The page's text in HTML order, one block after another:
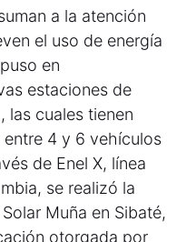
a la atención
el uso de energía
en
estaciones de
las cuales tienen
4 y 6 vehículos
de Enel X, línea
se realizó la
Muña en Sibaté,
otorgada por